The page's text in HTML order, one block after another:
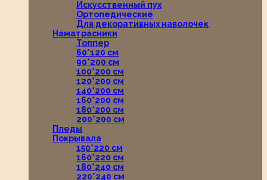
Искусственный пух
Ортопедические
Для декоративных наволочек
Наматрасники
Топпер
60*120 см
90*200 см
100*200 см
120*200 см
140*200 см
160*200 см
180*200 см
200*200 см
Пледы
Покрывала
150*220 см
160*220 см
180*240 см
220*240 см